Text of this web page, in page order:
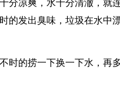
分凉爽，水十分清澈，就
的发出臭味，垃圾在水中
时的捞一下换一下水，再